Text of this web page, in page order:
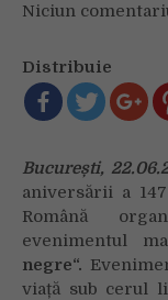
Niciun
Distribuie
București,
aniversării a
Română
evenimentul
negre“.
viață sub cerul